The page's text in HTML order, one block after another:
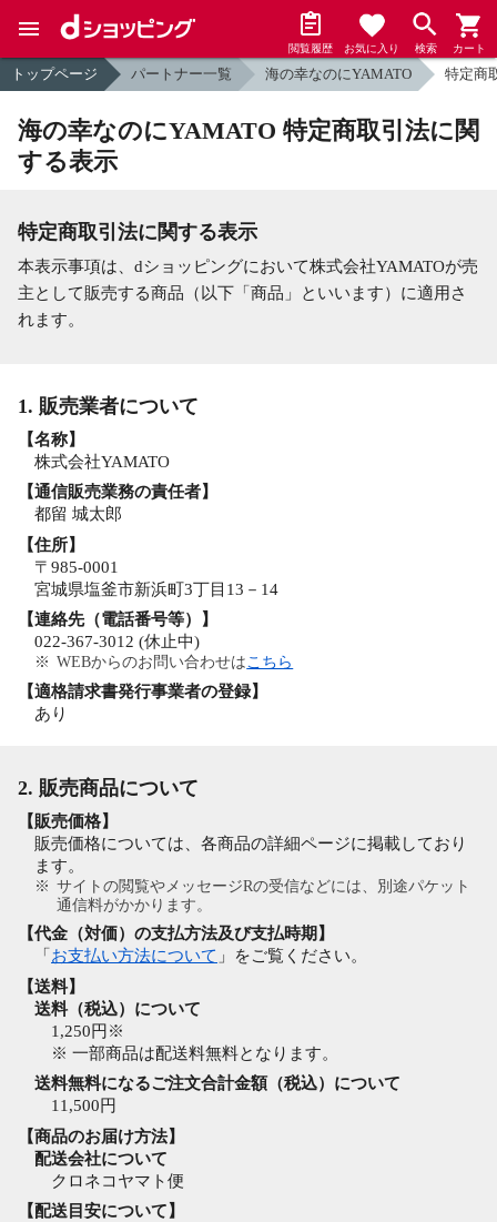
閲覧履歴 お気に入り 検索 カート
トップページ パートナー一覧 海の幸なのにYAMATO 特定商
海の幸なのにYAMATO 特定商取引法に関
する表示
特定商取引法に関する表示
本表示事項は、dショッピングにおいて株式会社YAMATOが売
主として販売する商品（以下「商品」といいます）に適用さ
れます。
1. 販売業者について
【名称】
株式会社YAMATO
【通信販売業務の責任者】
都留 城太郎
【住所】
〒985-0001
宮城県塩釜市新浜町3丁目13－14
【連絡先（電話番号等）】
022-367-3012 (休止中)
※ WEBからのお問い合わせはこちら
【適格請求書発行事業者の登録】
あり
2. 販売商品について
【販売価格】
販売価格については、各商品の詳細ページに掲載しており
ます。
※ サイトの閲覧やメッセージRの受信などには、別途パケット
通信料がかかります。
【代金（対価）の支払方法及び支払時期】
「 お支払い方法について 」をご覧ください。
【送料】
送料（税込）について
1,250円※
※ 一部商品は配送料無料となります。
送料無料になるご注文合計金額（税込）について
11,500円
【商品のお届け方法】
配送会社について
クロネコヤマト便
【配送目安について】